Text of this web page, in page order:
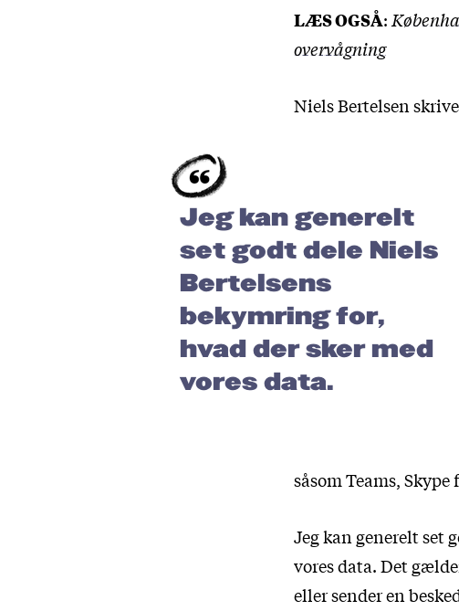
LÆS OGSÅ:
overvågning
Niels Bertelsen
Jeg kan generelt
set godt dele Niels
Bertelsens
bekymring for,
hvad der sker med
vores data.
såsom Teams,
Jeg kan generelt set
vores data. Det
eller sender en